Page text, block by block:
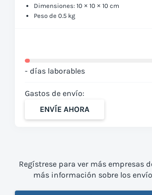
Dimensiones: 10 × 10 × 10 cm
Peso de 0.5 kg
- días laborables
Gastos de envío:
ENVÍE AHORA
Regístrese para ver más empresas
más información sobre los